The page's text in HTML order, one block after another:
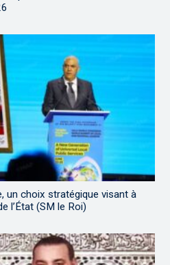
un choix stratégique visant à
l’État (SM le Roi)